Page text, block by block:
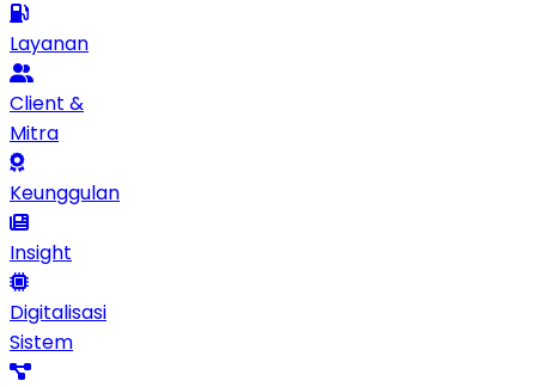
Layanan
Client &
Mitra
Keunggulan
Insight
Digitalisasi
Sistem